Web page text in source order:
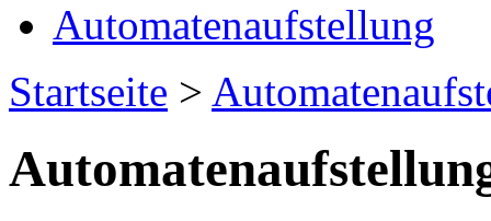
Automatenaufstellung
Startseite >